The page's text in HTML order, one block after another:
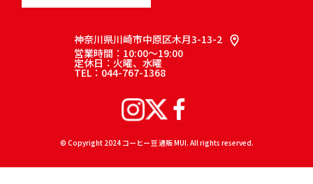
神奈川県川崎市中原区木月3-13-2
営業時間：10:00～19:00
定休日：火曜、水曜
TEL：044-767-1368
© Copyright 2024 コーヒー豆 通販 MUI. All rights reserved.